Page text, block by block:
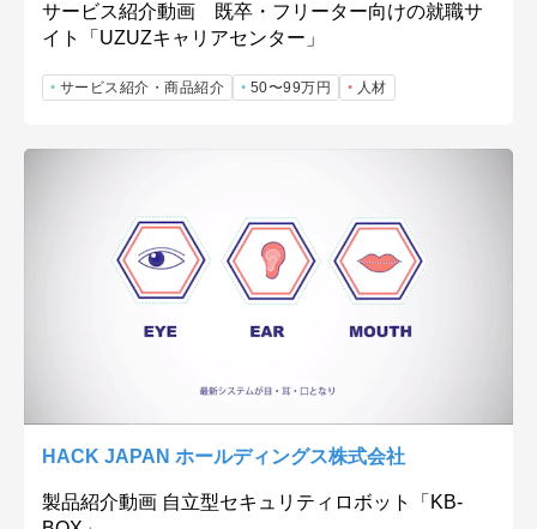
サービス紹介動画 既卒・フリーター向けの就職サ
イト「UZUZキャリアセンター」
サービス紹介・商品紹介 50〜99万円 人材
HACK JAPAN ホールディングス株式会社
製品紹介動画 自立型セキュリティロボット「KB-